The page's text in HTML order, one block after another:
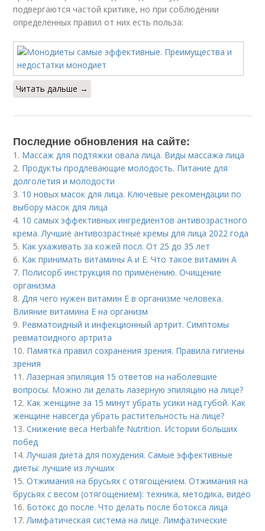
подвергаются частой критике, но при соблюдении
определенных правил от них есть польза:
Читать дальше →
Последние обновления на сайте:
1. Массаж для подтяжки овала лица. Виды массажа лица
2. Продукты продлевающие молодость. Питание для
долголетия и молодости
3. 10 новых масок для лица. Ключевые рекомендации по
выбору масок для лица
4. 10 самых эффективных ингредиентов антивозрастного
крема. Лучшие антивозрастные кремы для лица 2022 года
5. Как ухаживать за кожей посл. От 25 до 35 лет
6. Как принимать витамины А и Е. Что такое витамин А
7. Полисорб инструкция по применению. Очищение
организма
8.Для чего нужен витамин Е в организме человека.
Влияние витамина E на организм
9. Ревматоидный и инфекционный артрит. Симптомы
ревматоидного артрита
10. Памятка правил сохранения зрения. Правила гигиены
зрения
11.Лазерная эпиляция 15 ответов на наболевшие
вопросы. Можно ли делать лазерную эпиляцию на лице?
12. Как женщине за 15 минут убрать усики над губой. Как
женщине навсегда убрать растительность на лице?
13.Снижение веса Herbalife Nutrition. Истории больших
побед
14.Лучшая диета для похудения. Самые эффективные
диеты: лучшие из лучших
15.Отжимания на брусьях с отягощением. Отжимания на
брусьях с весом (отягощением): техника, методика, видео
16. Ботокс до после. Что делать после ботокса лица
17.Лимфатическая система на лице. Лимфатические